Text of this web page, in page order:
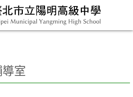
室